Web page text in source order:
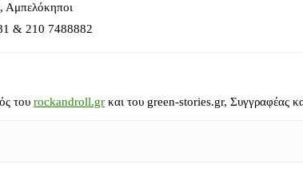
Αμπελόκηποι
& 210 7488882
του rockandroll.gr και του green-stories.gr, Συγγραφέας